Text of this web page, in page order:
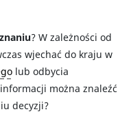
? W zależności od
wjechać do kraju w
lub odbycia
można znaleźć
decyzji?